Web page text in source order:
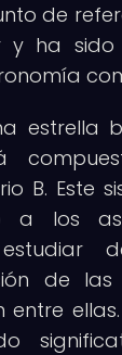
de
y ha
estrella
B. Este
a los
de las